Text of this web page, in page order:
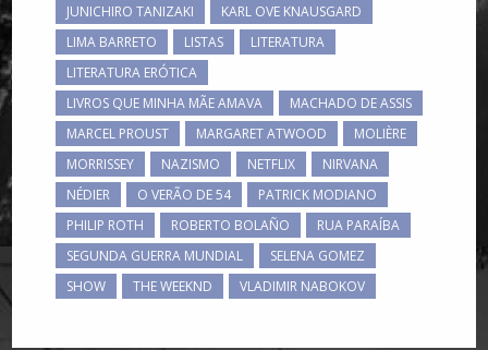
JUNICHIRO TANIZAKI
KARL OVE KNAUSGARD
LIMA BARRETO
LISTAS
LITERATURA
LITERATURA ERÓTICA
LIVROS QUE MINHA MÃE AMAVA
MACHADO DE ASSIS
MARCEL PROUST
MARGARET ATWOOD
MOLIÈRE
MORRISSEY
NAZISMO NETFLIX
NIRVANA
NÉDIER
O VERÃO DE 54
PATRICK MODIANO
PHILIP ROTH
ROBERTO BOLAÑO
RUA PARAÍBA
SEGUNDA GUERRA MUNDIAL
SELENA GOMEZ
SHOW
THE WEEKND VLADIMIR NABOKOV